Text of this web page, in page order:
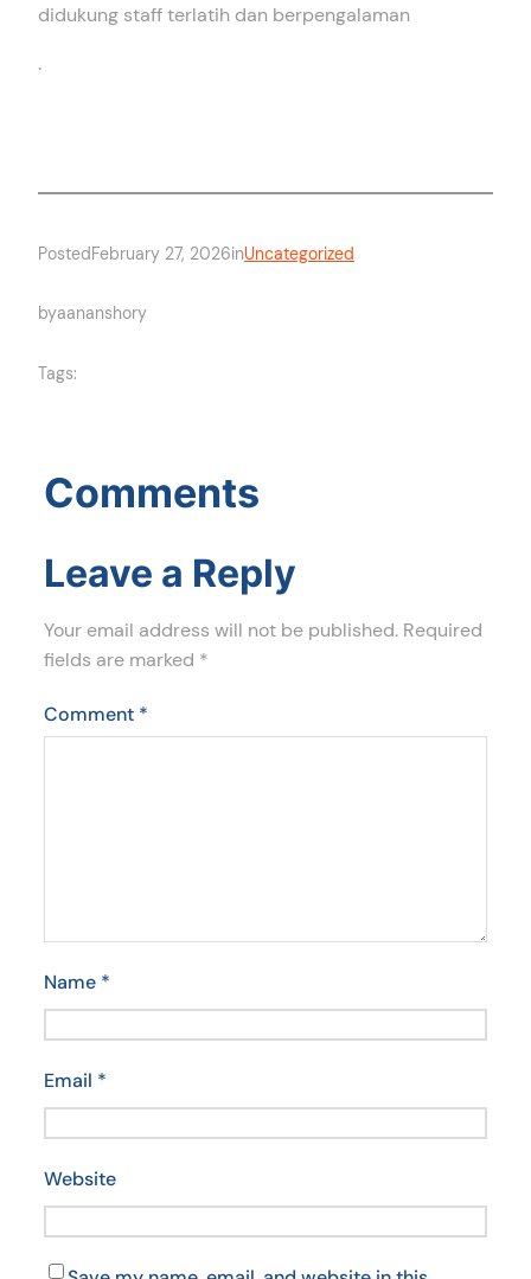
didukung staff terlatih dan berpengalaman
.
PostedFebruary 27, 2026inUncategorized
byaananshory
Tags:
Comments
Leave a Reply
Your email address will not be published. Required
fields are marked *
Comment *
Name *
Email *
Website